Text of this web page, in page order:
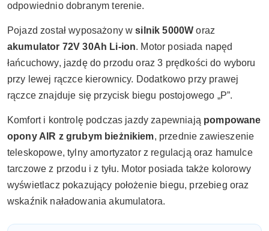
odpowiednio dobranym terenie.
Pojazd został wyposażony wsilnik 5000W oraz
akumulator 72V 30Ah Li-ion. Motor posiada napęd
łańcuchowy, jazdę do przodu oraz 3 prędkości do wyboru
przy lewej rączce kierownicy. Dodatkowo przy prawej
rączce znajduje się przycisk biegu postojowego „P”.
Komfort i kontrolę podczas jazdy zapewniają pompowane
opony AIR z grubym bieżnikiem, przednie zawieszenie
teleskopowe, tylny amortyzator z regulacją oraz hamulce
tarczowe z przodu i z tyłu. Motor posiada także kolorowy
wyświetlacz pokazujący położenie biegu, przebieg oraz
wskaźnik naładowania akumulatora.